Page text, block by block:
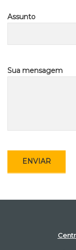
Assunto
Sua mensagem